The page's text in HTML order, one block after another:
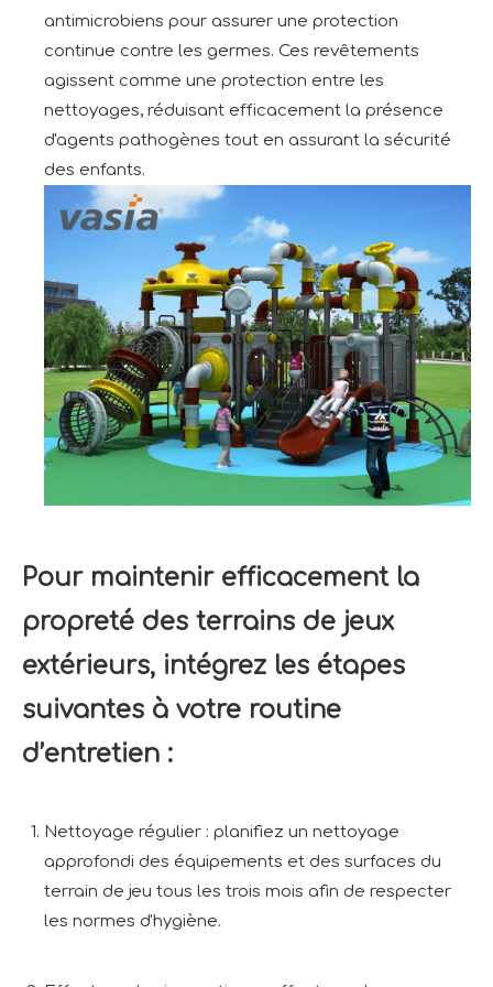
antimicrobiens pour assurer une protection
continue contre les germes. Ces revêtements
agissent comme une protection entre les
nettoyages, réduisant efficacement la présence
d'agents pathogènes tout en assurant la sécurité
des enfants.
Pour maintenir efficacement la
propreté des terrains de jeux
extérieurs, intégrez les étapes
suivantes à votre routine
d’entretien :
Nettoyage régulier : planifiez un nettoyage
approfondi des équipements et des surfaces du
terrain de jeu tous les trois mois afin de respecter
les normes d'hygiène.